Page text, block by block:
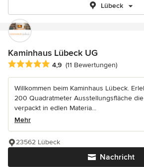
Lübeck
Kaminhaus Lübeck UG
Durchschnittliche Bewertung: 4.9 von 5
4,9 (11 Bewertungen)
Willkommen beim Kaminhaus Lübeck.
200 Quadratmeter Ausstellungsfläche
verpackt in edlen Materia...
Mehr
Nachricht
23562 Lübeck